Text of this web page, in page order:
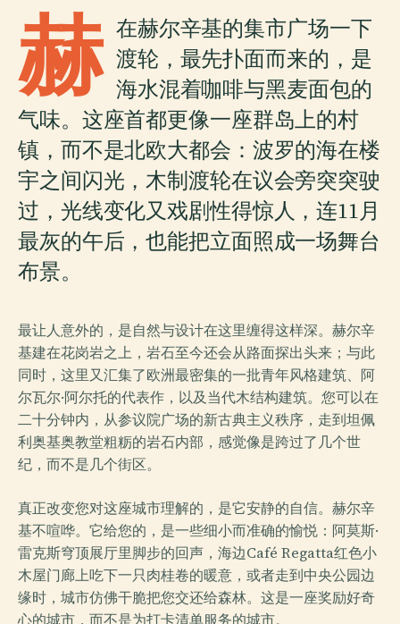
赫 在赫尔辛基的集市广场一下
渡轮，最先扑面而来的，是
海水混着咖啡与黑麦面包的
气味。这座首都更像一座群岛上的村
镇，而不是北欧大都会：波罗的海在楼
宇之间闪光，木制渡轮在议会旁突突驶
过，光线变化又戏剧性得惊人，连11月
最灰的午后，也能把立面照成一场舞台
布景。
最让人意外的，是自然与设计在这里缠得这样深。赫尔辛
基建在花岗岩之上，岩石至今还会从路面探出头来；与此
同时，这里又汇集了欧洲最密集的一批青年风格建筑、阿
尔瓦尔·阿尔托的代表作，以及当代木结构建筑。您可以在
二十分钟内，从参议院广场的新古典主义秩序，走到坦佩
利奥基奥教堂粗粝的岩石内部，感觉像是跨过了几个世
纪，而不是几个街区。
真正改变您对这座城市理解的，是它安静的自信。赫尔辛
基不喧哗。它给您的，是一些细小而准确的愉悦：阿莫斯·
雷克斯穹顶展厅里脚步的回声，海边Café Regatta红色小
木屋门廊上吃下一只肉桂卷的暖意，或者走到中央公园边
缘时，城市仿佛干脆把您交还给森林。这是一座奖励好奇
心的城市，而不是为打卡清单服务的城市。